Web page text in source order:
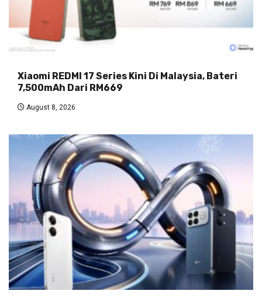
Xiaomi REDMI 17 Series Kini Di Malaysia, Bateri
7,500mAh Dari RM669
August 8, 2026